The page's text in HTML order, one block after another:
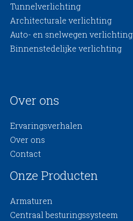
Tunnelverlichting
Architecturale verlichting
Auto- en snelwegen verlichting
Binnenstedelijke verlichting
Over ons
Ervaringsverhalen
Over ons
Contact
Onze Producten
Armaturen
Centraal besturingssysteem